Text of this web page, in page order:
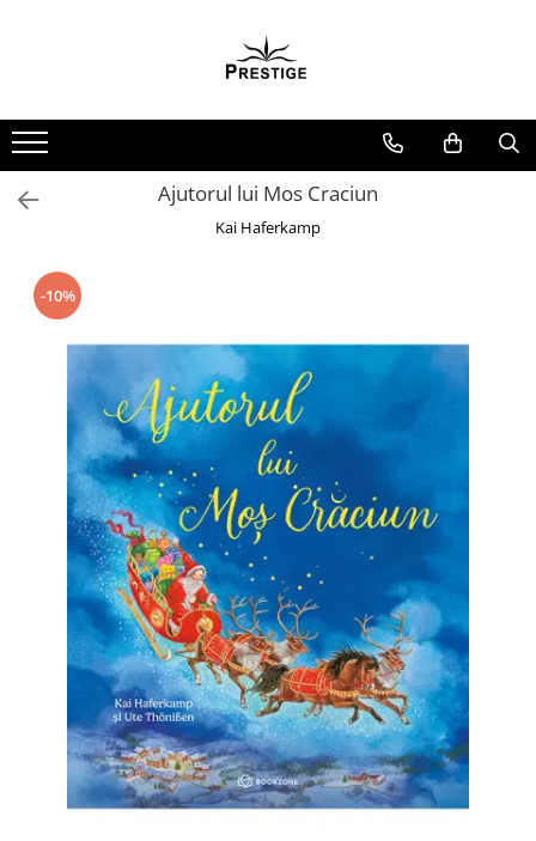
Noutati
Promotii
Pachete Speciale Carti
Arte Divinatorii
Astrologie
Chiromantie
Dezvoltare Spirituala
KidConnection
Minte Corp
New Illuminati Files
Numerologie
Paranormal
Parapsihologie
Ramtha
ReConnect
Religie
Crestinism
Ajutorul lui Mos Craciun
Kai Haferkamp
-10%